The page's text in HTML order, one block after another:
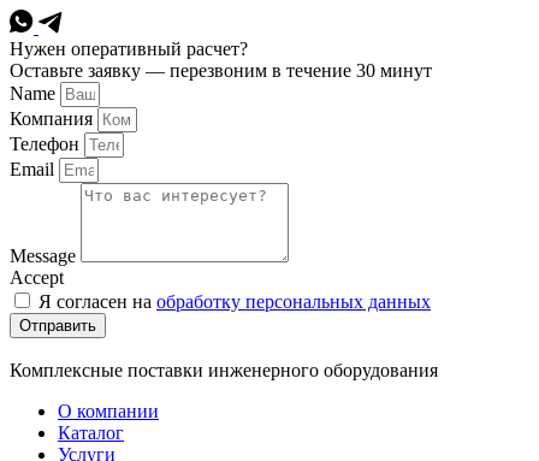
Нужен оперативный расчет?
Оставьте заявку — перезвоним в течение 30 минут
Name
Компания
Телефон
Email
Message
Accept
Я согласен на обработку персональных данных
Отправить
Комплексные поставки инженерного оборудования
О компании
Каталог
Услуги